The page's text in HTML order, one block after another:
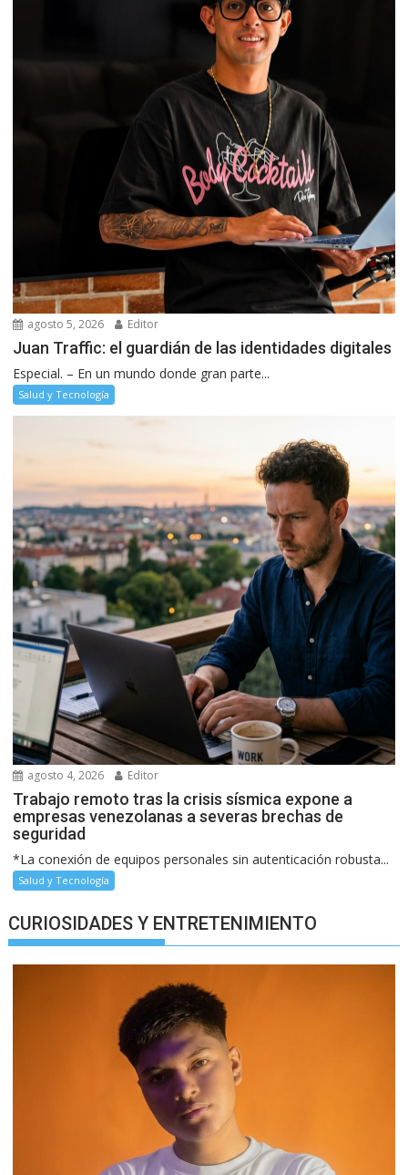
agosto 5, 2026 Editor
Juan Traffic: el guardián de las identidades digitales
Especial. – En un mundo donde gran parte...
Salud y Tecnología
agosto 4, 2026 Editor
Trabajo remoto tras la crisis sísmica expone a
empresas venezolanas a severas brechas de
seguridad
*La conexión de equipos personales sin autenticación robusta...
Salud y Tecnología
CURIOSIDADES Y ENTRETENIMIENTO